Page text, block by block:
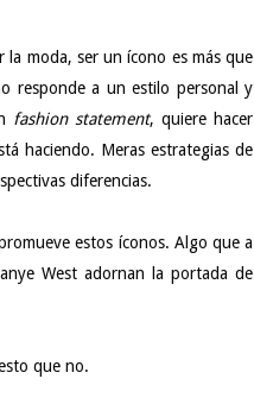
moda, ser un ícono es más que
responde a un estilo personal y
fashion statement, quiere hacer
haciendo. Meras estrategias de
diferencias.
estos íconos. Algo que a
West adornan la portada de
que no.